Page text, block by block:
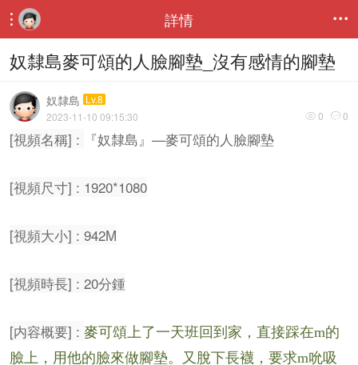
 詳情 
奴隸島麥可頌的人臉腳墊_沒有感情的腳墊
奴隸島 Lv.8
 0  0
2023-11-10 09:15:30
[視頻名稱] : 『奴隸島』—麥可頌的人臉腳墊
[視頻尺寸] : 1920*1080
[視頻大小] : 942M
[視頻時長] : 20分鍾
[内容概要] : 麥可頌上了一天班回到家，直接踩在m的
臉上，用他的臉來做腳墊。又脫下長襪，要求m吮吸